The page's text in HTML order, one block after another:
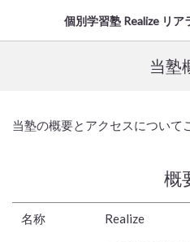
個別学習塾 Realize リア
当塾
当塾の概要とアクセスについて
概
名称 Realize